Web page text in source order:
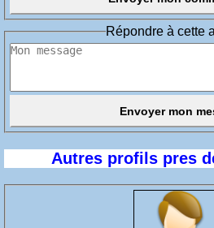
Répondre à cette
Autres profils pres